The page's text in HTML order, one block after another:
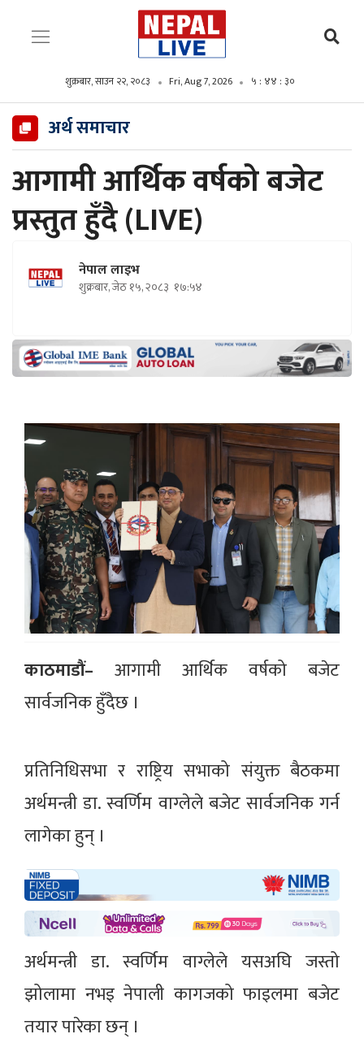
शुक्रबार, साउन २२, २०८३ Fri, Aug 7, 2026 ५ : ४४ : ३१
अर्थ समाचार
आगामी आर्थिक वर्षको बजेट
प्रस्तुत हुँदै (LIVE)
नेपाल लाइभ
शुक्रबार, जेठ १५, २०८३ १७:५४
काठमाडौं– आगामी आर्थिक वर्षको बजेट
सार्वजनिक हुँदैछ ।
प्रतिनिधिसभा र राष्ट्रिय सभाको संयुक्त बैठकमा
अर्थमन्त्री डा. स्वर्णिम वाग्लेले बजेट सार्वजनिक गर्न
लागेका हुन् ।
अर्थमन्त्री डा. स्वर्णिम वाग्लेले यसअघि जस्तो
झोलामा नभइ नेपाली कागजको फाइलमा बजेट
तयार पारेका छन् ।